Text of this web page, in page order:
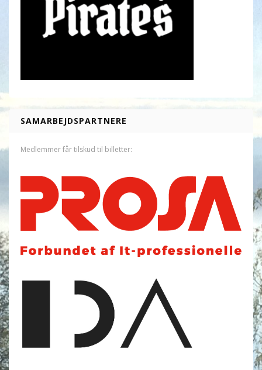
SAMARBEJDSPARTNERE
Medlemmer får tilskud til billetter: